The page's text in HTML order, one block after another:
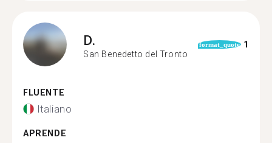
D.
San Benedetto del Tronto
format_quote 1
FLUENTE
Italiano
APRENDE